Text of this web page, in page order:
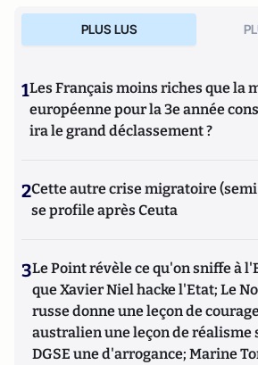
PLUS LUS
1Les Français moins riches que la
européenne pour la 3e année
ira le grand déclassement ?
2Cette autre crise migratoire
se profile après Ceuta
3Le Point révèle ce qu'on sniffe à
que Xavier Niel hacke l'Etat; Le
russe donne une leçon de
australien une leçon de réalisme
DGSE une d'arrogance; Marine